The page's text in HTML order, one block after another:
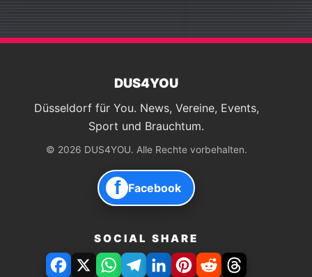
DUS4YOU
Düsseldorf für You. News, Vereine, Events,
Sport und Brauchtum.
© 2026 DUS4YOU. Alle Rechte vorbehalten.
f Facebook
SOCIAL SHARE
Facebook
X WhatsApp
Telegram
LinkedInPinterest
RedditThreads